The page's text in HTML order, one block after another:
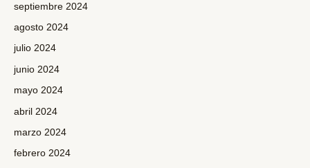
septiembre 2024
agosto 2024
julio 2024
junio 2024
mayo 2024
abril 2024
marzo 2024
febrero 2024